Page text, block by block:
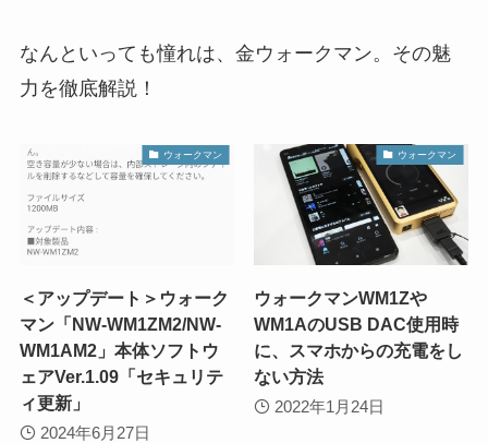
なんといっても憧れは、金ウォークマン。その魅
力を徹底解説！
ウォークマン
＜アップデート＞ウォーク
マン「NW-WM1ZM2/NW-
WM1AM2」本体ソフトウ
ェアVer.1.09「セキュリテ
ィ更新」
2024年6月27日
ウォークマン
ウォークマンWM1Zや
WM1AのUSB DAC使用時
に、スマホからの充電をし
ない方法
2022年1月24日